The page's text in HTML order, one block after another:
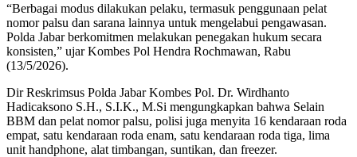
‎“Berbagai modus dilakukan pelaku, termasuk penggunaan pelat
nomor palsu dan sarana lainnya untuk mengelabui pengawasan.
Polda Jabar berkomitmen melakukan penegakan hukum secara
konsisten,” ujar Kombes Pol Hendra Rochmawan, Rabu
(13/5/2026).
Dir Reskrimsus Polda Jabar Kombes Pol. Dr. Wirdhanto
Hadicaksono S.H., S.I.K., M.Si mengungkapkan bahwa ‎Selain
BBM dan pelat nomor palsu, polisi juga menyita 16 kendaraan roda
empat, satu kendaraan roda enam, satu kendaraan roda tiga, lima
unit handphone, alat timbangan, suntikan, dan freezer.